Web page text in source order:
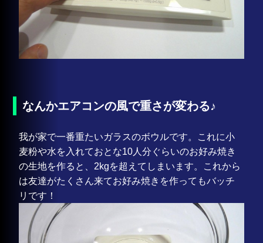
なんかエアコンの風で重さが変わる♪
我が家で一番重たいガラスのボウルです。これに小
麦粉や水を入れておとな10人分ぐらいのお好み焼き
の生地を作ると、2kgを超えてしまいます。これから
は友達がたくさん来てお好み焼きを作ってもバッチ
リです！